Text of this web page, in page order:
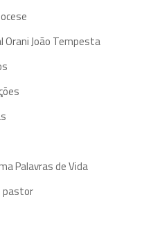
Orani João Tempesta
Palavras de Vida
pastor